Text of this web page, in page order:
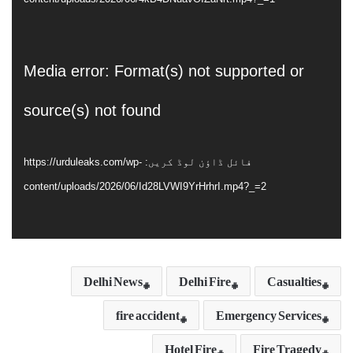
Media error: Format(s) not supported or
source(s) not found
فائل ڈاؤن لوڈ کریں: https://urduleaks.com/wp-
content/uploads/2026/06/Id28LVWI9YrHrhrI.mp4?_=2
Casualties
Delhi Fire
Delhi News
Emergency Services
fire accident